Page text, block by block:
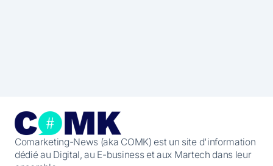
Comarketing-News (aka COMK) est un site d'information
dédié au Digital, au E-business et aux Martech dans leur